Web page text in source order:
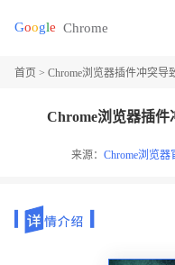
首页 > Chrome浏览器插件冲突导
Chrome浏览器插
来源：Chrome浏览器